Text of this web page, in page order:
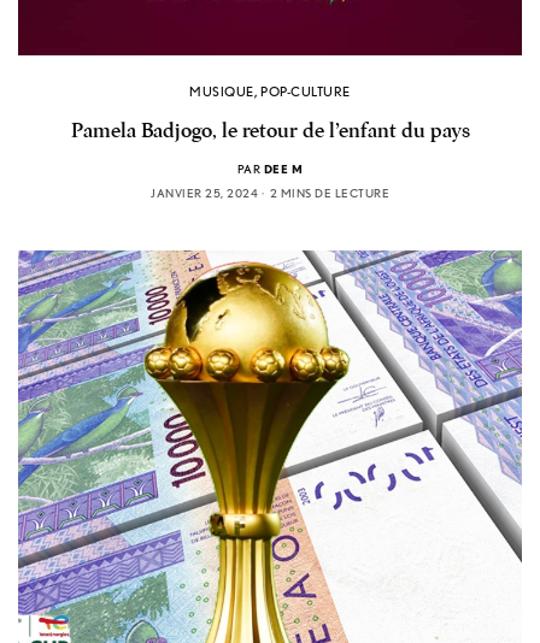
MUSIQUE, POP-CULTURE
Pamela Badjogo, le retour de l’enfant du pays
PAR DEE M
JANVIER 25, 2024
2 MINS DE LECTURE